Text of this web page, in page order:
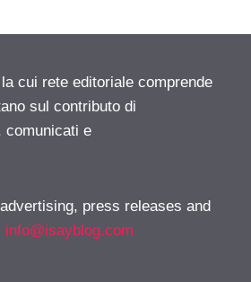
cui rete editoriale comprende
sul contributo di
comunicati e
press releases and
info@isayblog.com